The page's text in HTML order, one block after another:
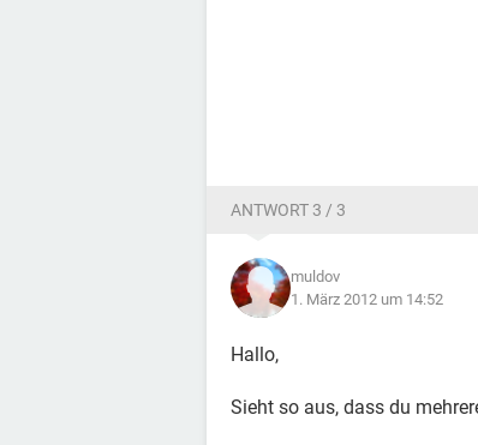
ANTWORT 3 / 3
muldov
1. März 2012 um 14:52
Hallo,
Sieht so aus, dass du